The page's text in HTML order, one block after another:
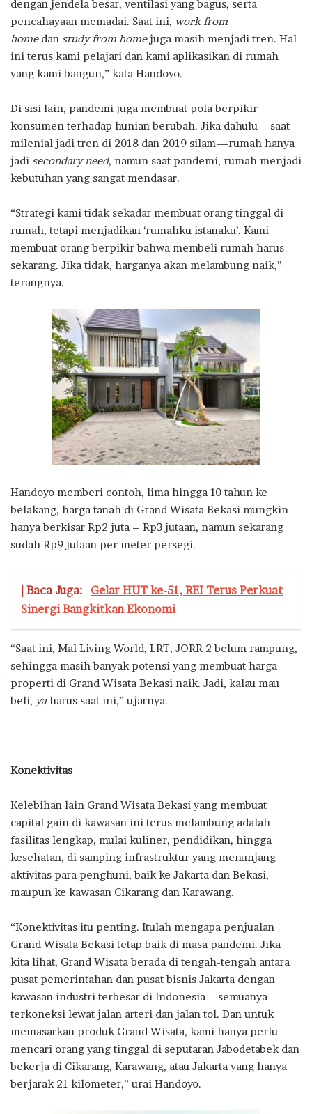
dengan jendela besar, ventilasi yang bagus, serta
pencahayaan memadai. Saat ini, work from
homedan study from homejuga masih menjadi tren. Hal
ini terus kami pelajari dan kami aplikasikan di rumah
yang kami bangun,” kata Handoyo.
Di sisi lain, pandemi juga membuat pola berpikir
konsumen terhadap hunian berubah. Jika dahulu—saat
milenial jadi tren di 2018 dan 2019 silam—rumah hanya
jadi secondary need, namun saat pandemi, rumah menjadi
kebutuhan yang sangat mendasar.
“Strategi kami tidak sekadar membuat orang tinggal di
rumah, tetapi menjadikan ‘rumahku istanaku’. Kami
membuat orang berpikir bahwa membeli rumah harus
sekarang. Jika tidak, harganya akan melambung naik,”
terangnya.
Handoyo memberi contoh, lima hingga 10 tahun ke
belakang, harga tanah di Grand Wisata Bekasi mungkin
hanya berkisar Rp2 juta – Rp3 jutaan, namun sekarang
sudah Rp9 jutaan per meter persegi.
| Baca Juga:
Gelar HUT ke-51, REI Terus Perkuat
Sinergi Bangkitkan Ekonomi
“Saat ini, Mal Living World, LRT, JORR 2 belum rampung,
sehingga masih banyak potensi yang membuat harga
properti di Grand Wisata Bekasi naik. Jadi, kalau mau
beli, ya harus saat ini,” ujarnya.
Konektivitas
Kelebihan lain Grand Wisata Bekasi yang membuat
capital gain di kawasan ini terus melambung adalah
fasilitas lengkap, mulai kuliner, pendidikan, hingga
kesehatan, di samping infrastruktur yang menunjang
aktivitas para penghuni, baik ke Jakarta dan Bekasi,
maupun ke kawasan Cikarang dan Karawang.
“Konektivitas itu penting. Itulah mengapa penjualan
Grand Wisata Bekasi tetap baik di masa pandemi. Jika
kita lihat, Grand Wisata berada di tengah-tengah antara
pusat pemerintahan dan pusat bisnis Jakarta dengan
kawasan industri terbesar di Indonesia—semuanya
terkoneksi lewat jalan arteri dan jalan tol. Dan untuk
memasarkan produk Grand Wisata, kami hanya perlu
mencari orang yang tinggal di seputaran Jabodetabek dan
bekerja di Cikarang, Karawang, atau Jakarta yang hanya
berjarak 21 kilometer,” urai Handoyo.